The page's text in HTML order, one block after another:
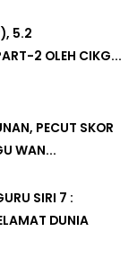
5.2
2 OLEH CIKG...
PECUT SKOR
WAN...
SIRI 7 :
DUNIA